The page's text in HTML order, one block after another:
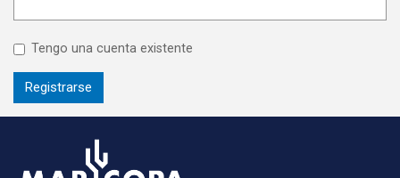
Tengo una cuenta existente
Registrarse